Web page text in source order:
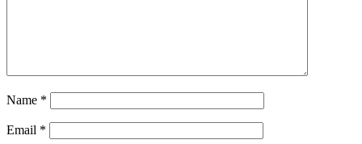
Name *
Email *